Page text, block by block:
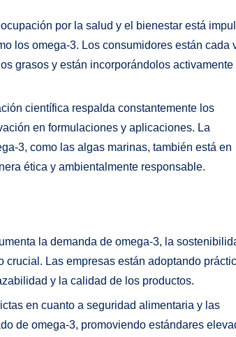
por la salud y el bienestar está
los omega-3. Los consumidores están cada
grasos y están incorporándolos activamente
científica respalda constantemente los
en formulaciones y aplicaciones. La
3, como las algas marinas, también está en
ética y ambientalmente responsable.
la demanda de omega-3, la
crucial. Las empresas están adoptando
y la calidad de los productos.
en cuanto a seguridad alimentaria y las
de omega-3, promoviendo estándares